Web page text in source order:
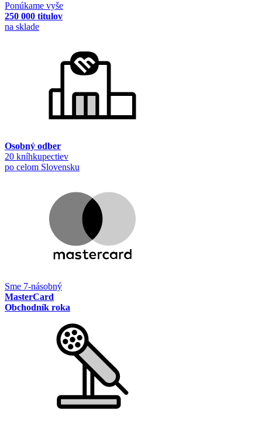
Ponúkame vyše
250 000 titulov
na sklade
Osobný odber
20 kníhkupectiev
po celom Slovensku
Sme 7-násobný
MasterCard
Obchodník roka